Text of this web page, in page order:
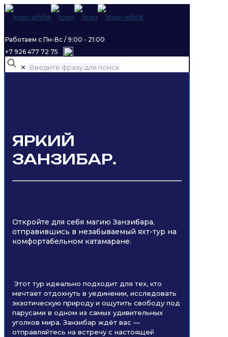
Работаем с Пн-Вс / 9:00 - 21:00
+7 926 477 72 75
✕
ЯРКИЙ
ЗАНЗИБАР.
Откройте для себя магию Занзибара,
отправившись в незабываемый яхт-тур на
комфортабельном катамаране.
Этот тур идеально подходит для тех, кто
мечтает отдохнуть в уединении, исследовать
экзотическую природу и ощутить свободу под
парусами в одном из самых удивительных
уголков мира. Занзибар ждёт вас —
отправляйтесь на встречу с настоящей